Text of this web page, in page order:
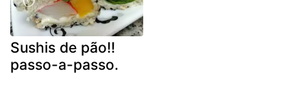
Sushis de pão!!
passo-a-passo.